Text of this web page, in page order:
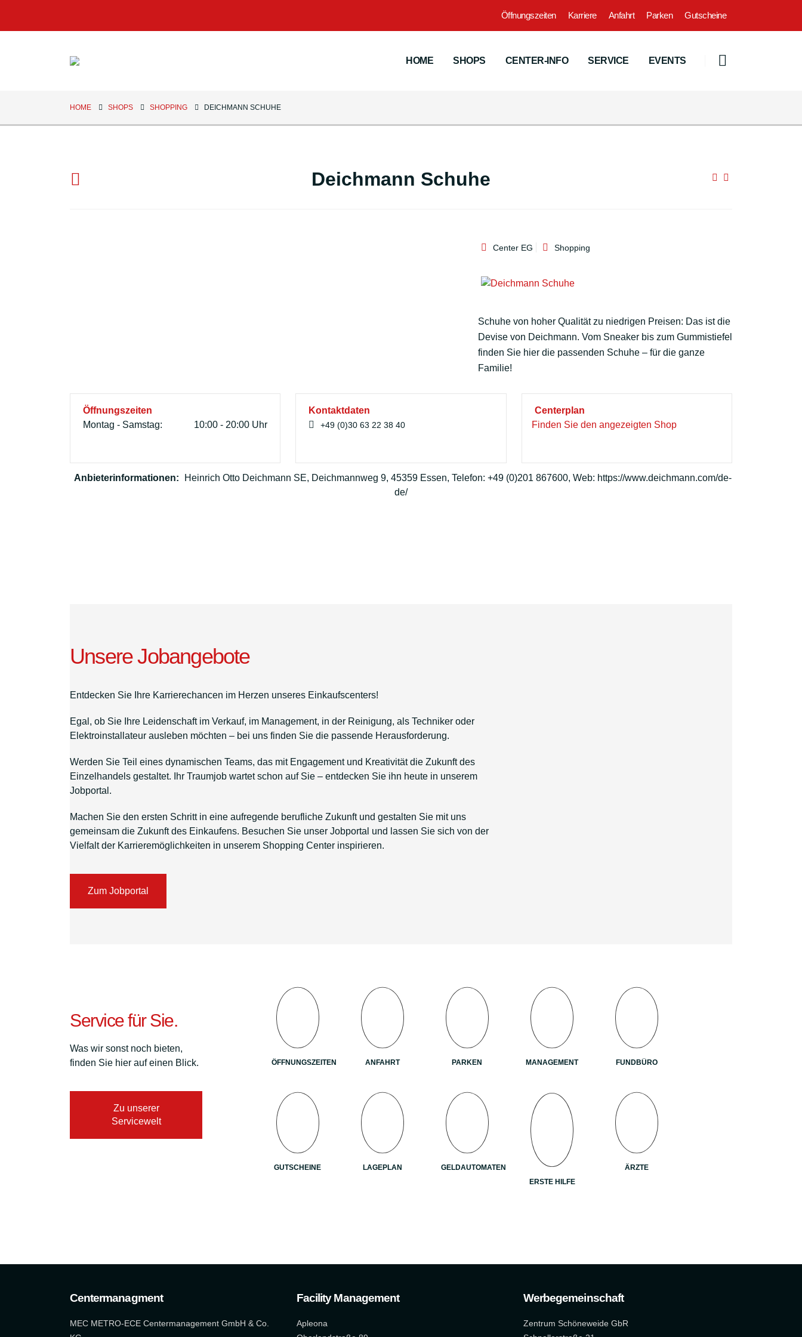
Öffnungszeiten Karriere Anfahrt Parken Gutscheine
HOME SHOPS CENTER-INFO SERVICE EVENTS
HOME SHOPS SHOPPING DEICHMANN SCHUHE
Deichmann Schuhe
Center EG Shopping
Schuhe von hoher Qualität zu niedrigen Preisen: Das ist die
Devise von Deichmann. Vom Sneaker bis zum Gummistiefel
finden Sie hier die passenden Schuhe – für die ganze
Familie!
Öffnungszeiten
Montag - Samstag:
10:00 - 20:00 Uhr
Kontaktdaten
+49 (0)30 63 22 38 40
Centerplan
Finden Sie den angezeigten Shop
Anbieterinformationen:
Heinrich Otto Deichmann SE, Deichmannweg 9, 45359 Essen, Telefon: +49 (0)201 867600, Web: https://www.deichmann.com/de-
de/
Unsere Jobangebote
Entdecken Sie Ihre Karrierechancen im Herzen unseres Einkaufscenters!
Egal, ob Sie Ihre Leidenschaft im Verkauf, im Management, in der Reinigung, als Techniker oder
Elektroinstallateur ausleben möchten – bei uns finden Sie die passende Herausforderung.
Werden Sie Teil eines dynamischen Teams, das mit Engagement und Kreativität die Zukunft des
Einzelhandels gestaltet. Ihr Traumjob wartet schon auf Sie – entdecken Sie ihn heute in unserem
Jobportal.
Machen Sie den ersten Schritt in eine aufregende berufliche Zukunft und gestalten Sie mit uns
gemeinsam die Zukunft des Einkaufens. Besuchen Sie unser Jobportal und lassen Sie sich von der
Vielfalt der Karrieremöglichkeiten in unserem Shopping Center inspirieren.
Zum Jobportal
Service für Sie.
Was wir sonst noch bieten,
finden Sie hier auf einen Blick.
Zu unserer
Servicewelt
ÖFFNUNGSZEITEN ANFAHRT PARKEN MANAGEMENT FUNDBÜRO
GUTSCHEINE LAGEPLAN
GELDAUTOMATEN
ERSTE HILFE
ÄRZTE
Centermanagment
MEC METRO-ECE Centermanagement GmbH & Co.
Facility Management
Apleona
Werbegemeinschaft
Zentrum Schöneweide GbR